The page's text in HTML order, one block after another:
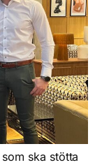
ska stötta